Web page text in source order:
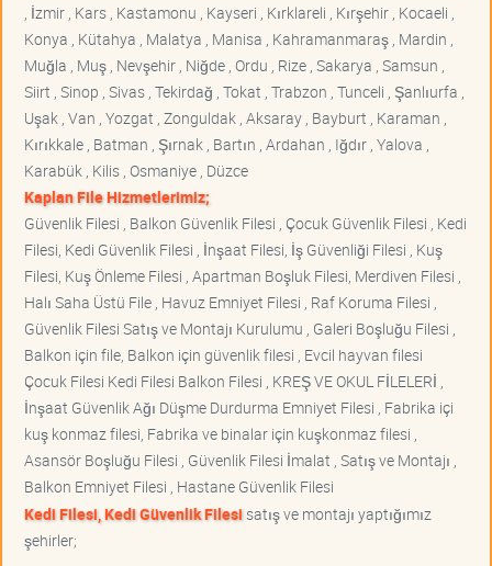
, İzmir , Kars , Kastamonu , Kayseri , Kırklareli , Kırşehir , Kocaeli ,
Konya , Kütahya , Malatya , Manisa , Kahramanmaraş , Mardin ,
Muğla , Muş , Nevşehir , Niğde , Ordu , Rize , Sakarya , Samsun ,
Siirt , Sinop , Sivas , Tekirdağ , Tokat , Trabzon , Tunceli , Şanlıurfa ,
Uşak , Van , Yozgat , Zonguldak , Aksaray , Bayburt , Karaman ,
Kırıkkale , Batman , Şırnak , Bartın , Ardahan , Iğdır , Yalova ,
Karabük , Kilis , Osmaniye , Düzce
Kaplan File Hizmetlerimiz;
Güvenlik Filesi , Balkon Güvenlik Filesi , Çocuk Güvenlik Filesi , Kedi
Filesi, Kedi Güvenlik Filesi , İnşaat Filesi, İş Güvenliği Filesi , Kuş
Filesi, Kuş Önleme Filesi , Apartman Boşluk Filesi, Merdiven Filesi ,
Halı Saha Üstü File , Havuz Emniyet Filesi , Raf Koruma Filesi ,
Güvenlik Filesi Satış ve Montajı Kurulumu , Galeri Boşluğu Filesi ,
Balkon için file, Balkon için güvenlik filesi , Evcil hayvan filesi
Çocuk Filesi Kedi Filesi Balkon Filesi , KREŞ VE OKUL FİLELERİ ,
İnşaat Güvenlik Ağı Düşme Durdurma Emniyet Filesi , Fabrika içi
kuş konmaz filesi, Fabrika ve binalar için kuşkonmaz filesi ,
Asansör Boşluğu Filesi , Güvenlik Filesi İmalat , Satış ve Montajı ,
Balkon Emniyet Filesi , Hastane Güvenlik Filesi
Kedi Filesi, Kedi Güvenlik Filesisatış ve montajı yaptığımız
şehirler;